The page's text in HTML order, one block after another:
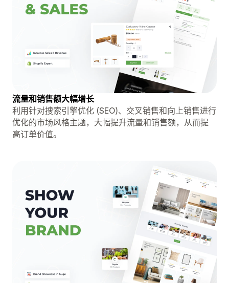
流量和销售额大幅增长
利用针对搜索引擎优化 (SEO)、交叉销售和向上销售进行
优化的市场风格主题，大幅提升流量和销售额，从而提
高订单价值。